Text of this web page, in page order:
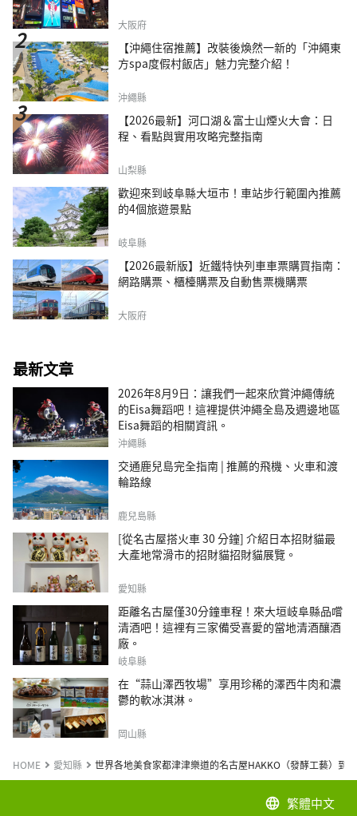
大阪府
【沖繩住宿推薦】改裝後煥然一新的「沖繩東
方spa度假村飯店」魅力完整介紹！
沖繩縣
【2026最新】河口湖＆富士山煙火大會：日
程、看點與實用攻略完整指南
山梨縣
歡迎來到岐阜縣大垣市！車站步行範圍內推薦
的4個旅遊景點
岐阜縣
【2026最新版】近鐵特快列車車票購買指南：
網路購票、櫃檯購票及自動售票機購票
大阪府
最新文章
2026年8月9日：讓我們一起來欣賞沖繩傳統
的Eisa舞蹈吧！這裡提供沖繩全島及週邊地區
Eisa舞蹈的相關資訊。
沖繩縣
交通鹿兒島完全指南 | 推薦的飛機、火車和渡
輪路線
鹿兒島縣
[從名古屋搭火車 30 分鐘] 介紹日本招財貓最
大產地常滑市的招財貓招財貓展覽。
愛知縣
距離名古屋僅30分鐘車程！來大垣岐阜縣品嚐
清酒吧！這裡有三家備受喜愛的當地清酒釀酒
廠。
岐阜縣
在“蒜山澤西牧場”享用珍稀的澤西牛肉和濃
鬱的軟冰淇淋。
岡山縣
HOME 愛知縣 世界各地美食家都津津樂道的名古屋HAKKO（發酵工藝）到
language 繁體中文